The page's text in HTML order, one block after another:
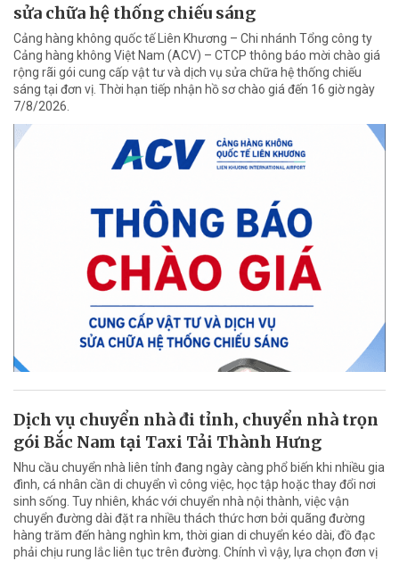
sửa chữa hệ thống chiếu sáng
Cảng hàng không quốc tế Liên Khương – Chi nhánh Tổng công ty
Cảng hàng không Việt Nam (ACV) – CTCP thông báo mời chào giá
rộng rãi gói cung cấp vật tư và dịch vụ sửa chữa hệ thống chiếu
sáng tại đơn vị. Thời hạn tiếp nhận hồ sơ chào giá đến 16 giờ ngày
7/8/2026.
Dịch vụ chuyển nhà đi tỉnh, chuyển nhà trọn
gói Bắc Nam tại Taxi Tải Thành Hưng
Nhu cầu chuyển nhà liên tỉnh đang ngày càng phổ biến khi nhiều gia
đình, cá nhân cần di chuyển vì công việc, học tập hoặc thay đổi nơi
sinh sống. Tuy nhiên, khác với chuyển nhà nội thành, việc vận
chuyển đường dài đặt ra nhiều thách thức hơn bởi quãng đường
hàng trăm đến hàng nghìn km, thời gian di chuyển kéo dài, đồ đạc
phải chịu rung lắc liên tục trên đường. Chính vì vậy, lựa chọn đơn vị